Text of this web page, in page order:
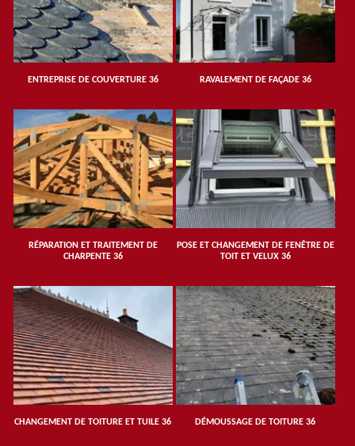
ENTREPRISE DE COUVERTURE 36 RAVALEMENT DE FAÇADE 36
RÉPARATION ET TRAITEMENT DE
CHARPENTE 36
POSE ET CHANGEMENT DE FENÊTRE DE
TOIT ET VELUX 36
CHANGEMENT DE TOITURE ET TUILE 36 DÉMOUSSAGE DE TOITURE 36